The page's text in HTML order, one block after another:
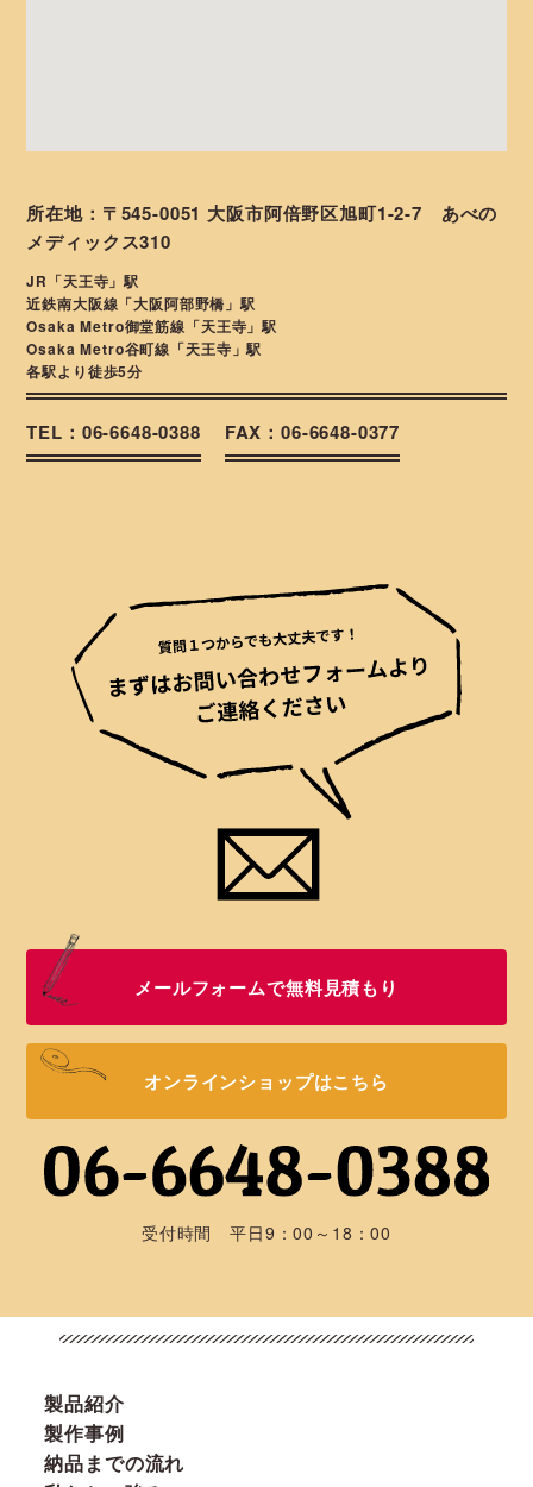
所在地：〒545-0051 大阪市阿倍野区旭町1-2-7 あべの
メディックス310
JR「天王寺」駅
近鉄南大阪線「大阪阿部野橋」駅
Osaka Metro御堂筋線「天王寺」駅
Osaka Metro谷町線「天王寺」駅
各駅より徒歩5分
TEL：06-6648-0388 FAX：06-6648-0377
メールフォームで無料見積もり
オンラインショップはこちら
受付時間 平日9：00～18：00
製品紹介
製作事例
納品までの流れ